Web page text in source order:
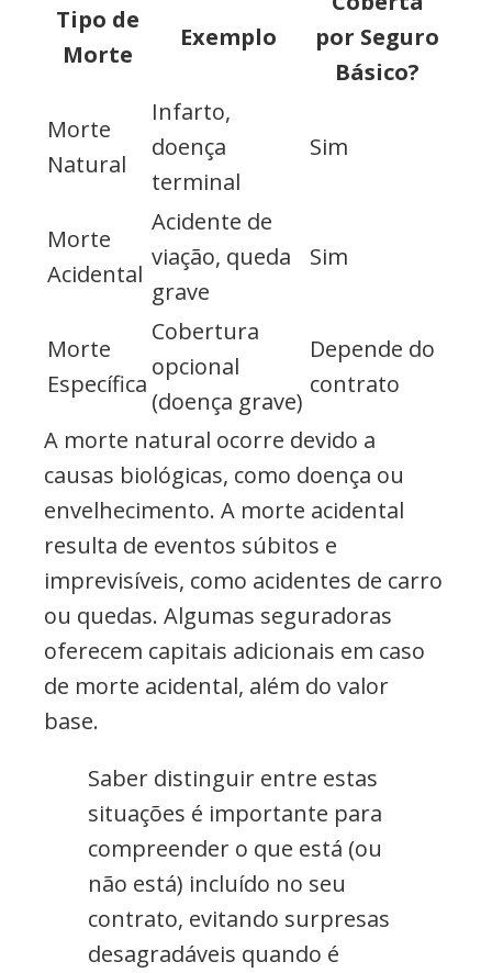
Tipo de
Morte
Exemplo
por Seguro
Básico?
Morte
Natural
Infarto,
doença
terminal
Sim
Morte
Acidental
Acidente de
viação, queda
grave
Sim
Morte
Específica
Cobertura
opcional
(doença grave)
Depende do
contrato
A morte natural ocorre devido a
causas biológicas, como doença ou
envelhecimento. A morte acidental
resulta de eventos súbitos e
imprevisíveis, como acidentes de carro
ou quedas. Algumas seguradoras
oferecem capitais adicionais em caso
de morte acidental, além do valor
base.
Saber distinguir entre estas
situações é importante para
compreender o que está (ou
não está) incluído no seu
contrato, evitando surpresas
desagradáveis quando é